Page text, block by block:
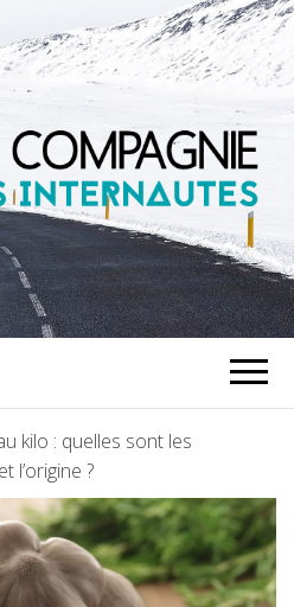
kilo : quelles sont les
l’origine ?